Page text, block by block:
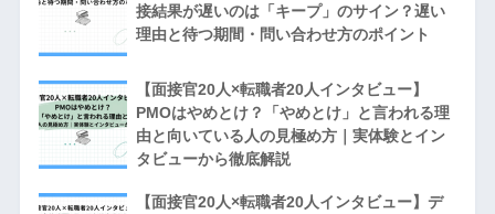
接結果が遅いのは「キープ」のサイン？遅い
理由と待つ期間・問い合わせ方のポイント
【面接官20人×転職者20人インタビュー】
PMOはやめとけ？「やめとけ」と言われる理
由と向いている人の見極め方｜実体験とイン
タビューから徹底解説
【面接官20人×転職者20人インタビュー】デ